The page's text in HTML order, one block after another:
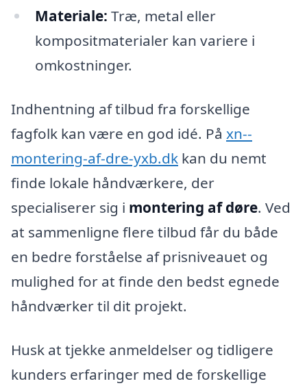
Materiale: Træ, metal eller
kompositmaterialer kan variere i
omkostninger.
Indhentning af tilbud fra forskellige
fagfolk kan være en god idé. På xn--
montering-af-dre-yxb.dk kan du nemt
finde lokale håndværkere, der
specialiserer sig i montering af døre. Ved
at sammenligne flere tilbud får du både
en bedre forståelse af prisniveauet og
mulighed for at finde den bedst egnede
håndværker til dit projekt.
Husk at tjekke anmeldelser og tidligere
kunders erfaringer med de forskellige